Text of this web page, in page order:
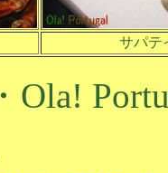
サパテ
Ola!